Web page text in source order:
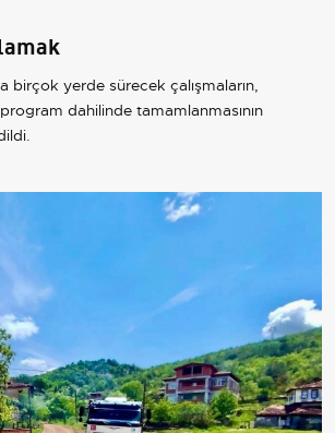
birçok yerde sürecek çalışmaların,
dahilinde tamamlanmasının